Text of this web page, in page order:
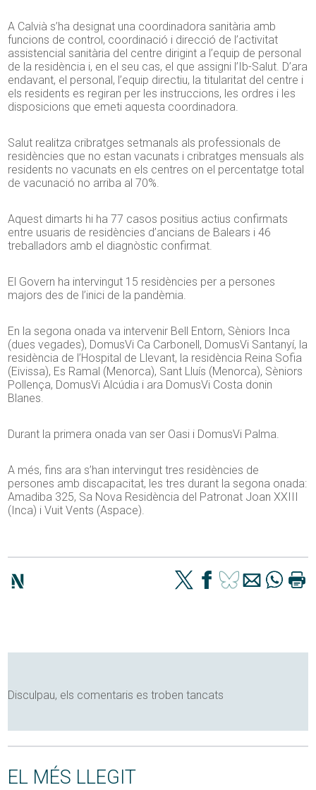
A Calvià s’ha designat una coordinadora sanitària amb
funcions de control, coordinació i direcció de l’activitat
assistencial sanitària del centre dirigint a l’equip de personal
de la residència i, en el seu cas, el que assigni l’Ib-Salut. D’ara
endavant, el personal, l’equip directiu, la titularitat del centre i
els residents es regiran per les instruccions, les ordres i les
disposicions que emeti aquesta coordinadora.
Salut realitza cribratges setmanals als professionals de
residències que no estan vacunats i cribratges mensuals als
residents no vacunats en els centres on el percentatge total
de vacunació no arriba al 70%.
Aquest dimarts hi ha 77 casos positius actius confirmats
entre usuaris de residències d’ancians de Balears i 46
treballadors amb el diagnòstic confirmat.
El Govern ha intervingut 15 residències per a persones
majors des de l’inici de la pandèmia.
En la segona onada va intervenir Bell Entorn, Sèniors Inca
(dues vegades), DomusVi Ca Carbonell, DomusVi Santanyí, la
residència de l’Hospital de Llevant, la residència Reina Sofia
(Eivissa), Es Ramal (Menorca), Sant Lluís (Menorca), Sèniors
Pollença, DomusVi Alcúdia i ara DomusVi Costa donin
Blanes.
Durant la primera onada van ser Oasi i DomusVi Palma.
A més, fins ara s’han intervingut tres residències de
persones amb discapacitat, les tres durant la segona onada:
Amadiba 325, Sa Nova Residència del Patronat Joan XXIII
(Inca) i Vuit Vents (Aspace).
Disculpau, els comentaris es troben tancats
EL MÉS LLEGIT